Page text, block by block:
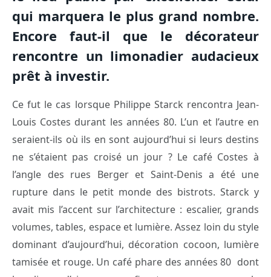
qui marquera le plus grand nombre.
Encore faut-il que le décorateur
rencontre un limonadier audacieux
prêt à investir.
Ce fut le cas lorsque Philippe Starck rencontra Jean-
Louis Costes durant les années 80. L’un et l’autre en
seraient-ils où ils en sont aujourd’hui si leurs destins
ne s’étaient pas croisé un jour ? Le café Costes à
l’angle des rues Berger et Saint-Denis a été une
rupture dans le petit monde des bistrots. Starck y
avait mis l’accent sur l’architecture : escalier, grands
volumes, tables, espace et lumière. Assez loin du style
dominant d’aujourd’hui, décoration cocoon, lumière
tamisée et rouge. Un café phare des années 80 dont